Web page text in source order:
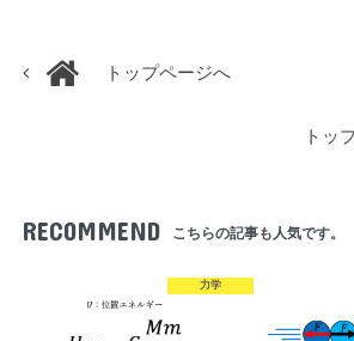
トップページへ
トッ
RECOMMEND こちらの記事も人気です。
力学